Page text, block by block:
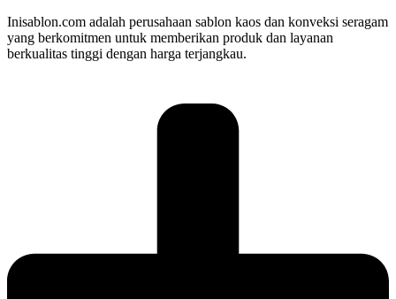
Inisablon.com adalah perusahaan sablon kaos dan konveksi seragam
yang berkomitmen untuk memberikan produk dan layanan
berkualitas tinggi dengan harga terjangkau.